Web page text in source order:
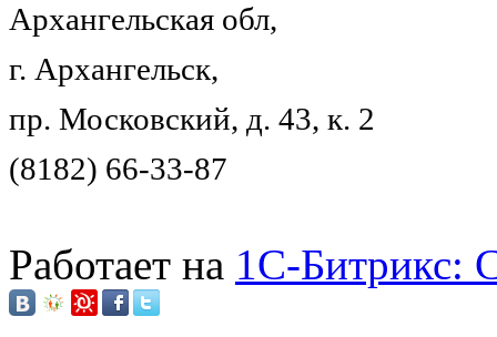
Архангельская обл,
г. Архангельск,
пр. Московский, д. 43, к. 2
(8182) 66-33-87
Работает на 1C-Битрикс: